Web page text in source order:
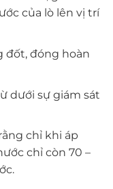
của lò lên vị trí
đốt, đóng hoàn
dưới sự giám sát
chỉ khi áp
chỉ còn 70 –